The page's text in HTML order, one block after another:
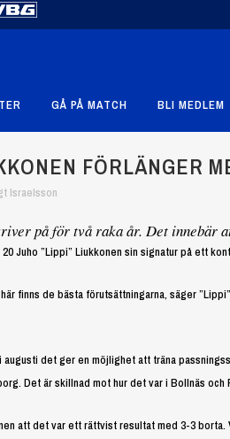
GÅ PÅ MATCH BLI MEDLEM
FÖRLÄNGER
Israelsson
på för två raka år. Det innebär
Juho ”Lippi” Liukkonen sin signatur på ett
finns de bästa förutsättningarna, säger
augusti det ger en möjlighet att träna
Det är skillnad mot hur det var i Bollnäs och
att det var ett rättvist resultat med 3-3 borta.